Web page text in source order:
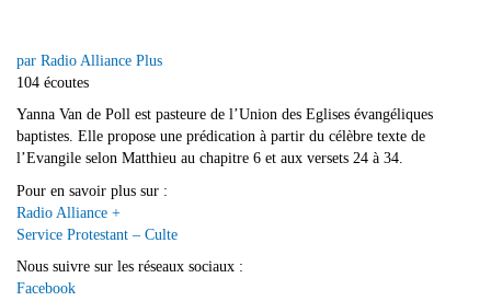
par Radio Alliance Plus
104 écoutes
Yanna Van de Poll est pasteure de l’Union des Eglises évangéliques
baptistes. Elle propose une prédication à partir du célèbre texte de
l’Evangile selon Matthieu au chapitre 6 et aux versets 24 à 34.
Pour en savoir plus sur :
Radio Alliance +
Service Protestant – Culte
Nous suivre sur les réseaux sociaux :
Facebook